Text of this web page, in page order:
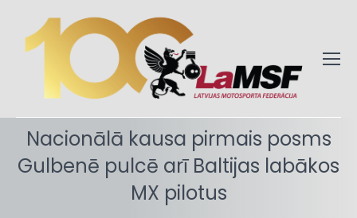
Nacionālā kausa pirmais posms
Gulbenē pulcē arī Baltijas labākos
MX pilotus